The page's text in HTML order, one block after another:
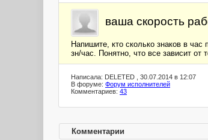
ваша скорость
Напишите, кто сколько знаков в
зн/час. Понятно, что все зависит от
Написала: DELETED , 30.07.2014 в 12:07
В форуме: Форум исполнителей
Комментариев: 43
Комментарии